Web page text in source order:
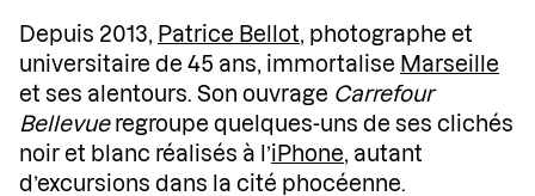
Depuis 2013, Patrice Bellot, photographe et
universitaire de 45 ans, immortalise Marseille
et ses alentours. Son ouvrage Carrefour
Bellevueregroupe quelques-uns de ses clichés
noir et blanc réalisés à l’iPhone, autant
d’excursions dans la cité phocéenne.